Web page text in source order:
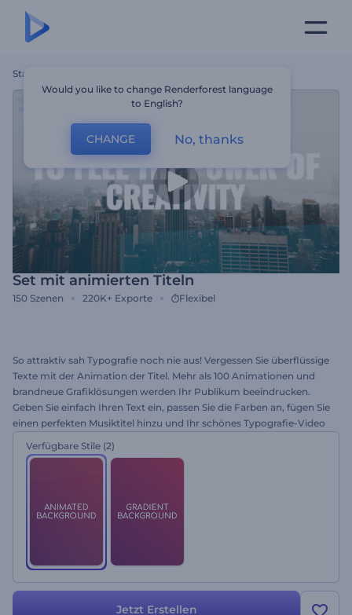
Startseite
Set mit animierten Titeln
150 Szenen 220K+ Exporte Flexibel
So attraktiv sah Typografie noch nie aus! Vergessen Sie überflüssige
Texte mit der Animation der Titel. Mehr als 100 Animationen und
brandneue Grafiklösungen werden Ihr Publikum beeindrucken.
Geben Sie einfach Ihren Text ein, passen Sie die Farben an, fügen Sie
einen perfekten Musiktitel hinzu und Ihr schönes Typografie-Video
inspirierende Botschaft und vieles mehr. Probieren Sie es gleich
Verfügbare Stile (2)
Jetzt Erstellen
Would you like to change Renderforest language
to English?
CHANGE No, thanks